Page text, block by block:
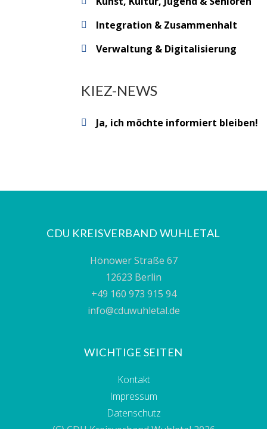
Integration & Zusammenhalt
Verwaltung & Digitalisierung
KIEZ-NEWS
Ja, ich möchte informiert bleiben!
CDU KREISVERBAND WUHLETAL
Hönower Straße 67
12623 Berlin
+49 160 973 915 94
info@cduwuhletal.de
WICHTIGE SEITEN
Kontakt
Impressum
Datenschutz